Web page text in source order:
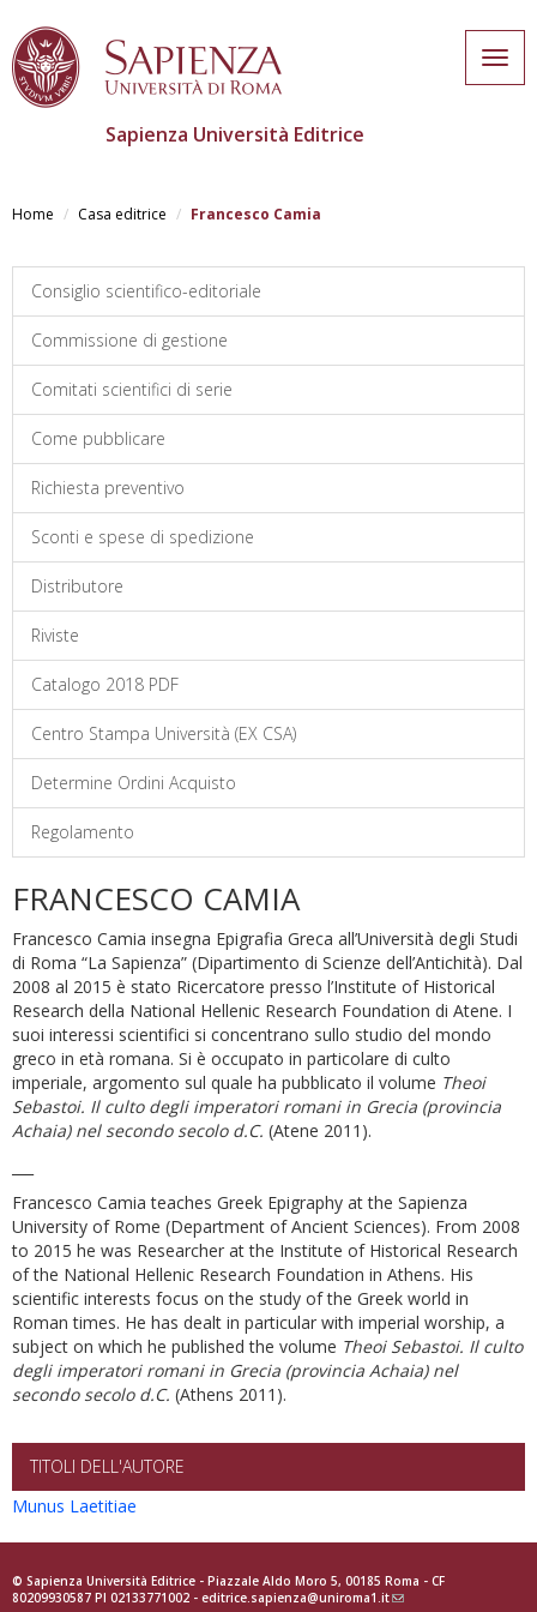
contenuto
Sapienza Università Editrice
Home Casa editrice Francesco Camia
Consiglio scientifico-editoriale
Commissione di gestione
Comitati scientifici di serie
Come pubblicare
Richiesta preventivo
Sconti e spese di spedizione
Distributore
Riviste
Catalogo 2018 PDF
Centro Stampa Università (EX CSA)
Determine Ordini Acquisto
Regolamento
FRANCESCO CAMIA
Francesco Camia insegna Epigrafia Greca all’Università degli Studi
di Roma “La Sapienza” (Dipartimento di Scienze dell’Antichità). Dal
2008 al 2015 è stato Ricercatore presso l’Institute of Historical
Research della National Hellenic Research Foundation di Atene. I
suoi interessi scientifici si concentrano sullo studio del mondo
greco in età romana. Si è occupato in particolare di culto
imperiale, argomento sul quale ha pubblicato il volume Theoi
Sebastoi. Il culto degli imperatori romani in Grecia (provincia
Achaia) nel secondo secolo d.C. (Atene 2011).
Francesco Camia teaches Greek Epigraphy at the Sapienza
University of Rome (Department of Ancient Sciences). From 2008
to 2015 he was Researcher at the Institute of Historical Research
of the National Hellenic Research Foundation in Athens. His
scientific interests focus on the study of the Greek world in
Roman times. He has dealt in particular with imperial worship, a
subject on which he published the volume Theoi Sebastoi. Il culto
degli imperatori romani in Grecia (provincia Achaia) nel
secondo secolo d.C. (Athens 2011).
TITOLI DELL'AUTORE
Munus Laetitiae
© Sapienza Università Editrice - Piazzale Aldo Moro 5, 00185 Roma - CF
80209930587 PI 02133771002 - editrice.sapienza@uniroma1.it(link